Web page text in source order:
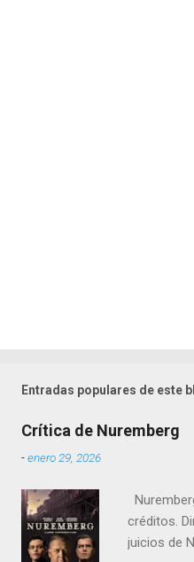
Entradas populares de este
Crítica de Nuremberg
-enero 29, 2026
créditos.
juicios de